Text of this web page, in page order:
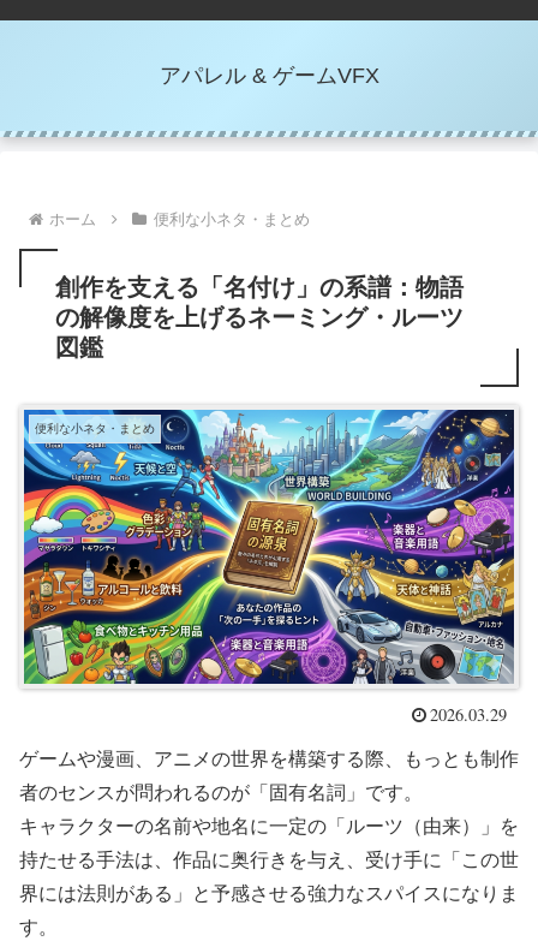
アパレル & ゲームVFX
ホーム 便利な小ネタ・まとめ
創作を支える「名付け」の系譜：物語
の解像度を上げるネーミング・ルーツ
図鑑
便利な小ネタ・まとめ
2026.03.29
ゲームや漫画、アニメの世界を構築する際、もっとも制作
者のセンスが問われるのが「固有名詞」です。
キャラクターの名前や地名に一定の「ルーツ（由来）」を
持たせる手法は、作品に奥行きを与え、受け手に「この世
界には法則がある」と予感させる強力なスパイスになりま
す。